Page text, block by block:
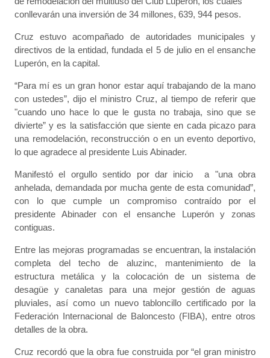
conllevarán una inversión de 34 millones, 639, 944 pesos.
Cruz estuvo acompañado de autoridades municipales y
directivos de la entidad, fundada el 5 de julio en el ensanche
Luperón, en la capital.
“Para mí es un gran honor estar aquí trabajando de la mano
con ustedes”, dijo el ministro Cruz, al tiempo de referir que
"cuando uno hace lo que le gusta no trabaja, sino que se
divierte” y es la satisfacción que siente en cada picazo para
una remodelación, reconstrucción o en un evento deportivo,
lo que agradece al presidente Luis Abinader.
Manifestó el orgullo sentido por dar inicio a "una obra
anhelada, demandada por mucha gente de esta comunidad”,
con lo que cumple un compromiso contraído por el
presidente Abinader con el ensanche Luperón y zonas
contiguas.
Entre las mejoras programadas se encuentran, la instalación
completa del techo de aluzinc, mantenimiento de la
estructura metálica y la colocación de un sistema de
desagüe y canaletas para una mejor gestión de aguas
pluviales, así como un nuevo tabloncillo certificado por la
Federación Internacional de Baloncesto (FIBA), entre otros
detalles de la obra.
Cruz recordó que la obra fue construida por “el gran ministro